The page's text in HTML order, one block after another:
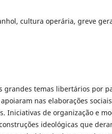
cultura operária, greve
grandes temas libertários por
nas elaborações
Iniciativas de organização e
ideológicas que